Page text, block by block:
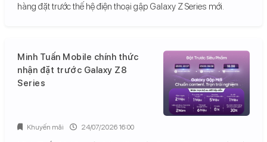
hàng đặt trước thế hệ điện thoại gập Galaxy Z Series mới.
Minh Tuấn Mobile chính thức
nhận đặt trước Galaxy Z8
Series
Khuyến mãi 24/07/2026 16:00